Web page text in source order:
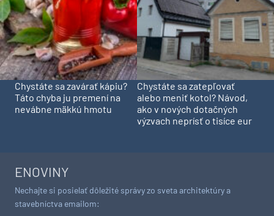
Chystáte sa zavárať kápiu?
Táto chyba ju premení na
nevábne mäkkú hmotu
Chystáte sa zatepľovať
alebo meniť kotol? Návod,
ako v nových dotačných
výzvach neprísť o tisíce eur
ENOVINY
Nechajte si posielať dôležité správy zo sveta architektúry a
stavebníctva emailom: